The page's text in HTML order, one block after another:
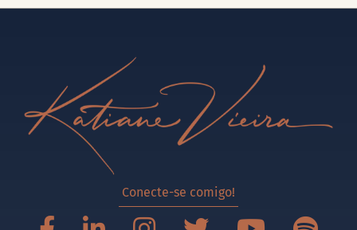
Conecte-se comigo!